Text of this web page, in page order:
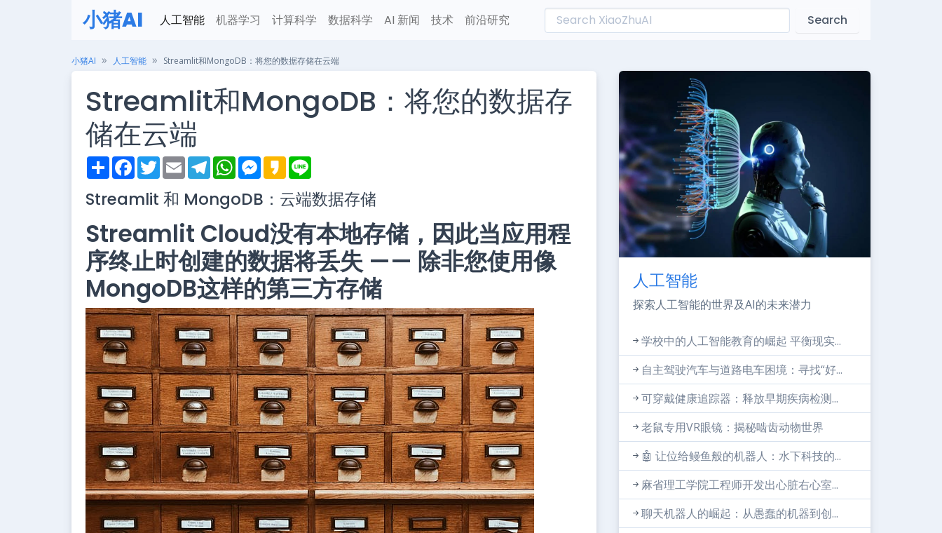
小猪AI 人工智能 机器学习 计算科学 数据科学 AI 新闻 技术 前沿研究 Search
小猪AI 人工智能 Streamlit和MongoDB：将您的数据存储在云端
Streamlit和MongoDB：将您的数据存
储在云端
S
h
r
e
F
a
e
b
o
k
T
w
t
r
E
m
i
l
T
e
e
g
a
m
W
h
t
s
p
p
M
e
s
e
g
e
r
K
a
a
o
e
Streamlit 和 MongoDB：云端数据存储
Streamlit Cloud没有本地存储，因此当应用程
序终止时创建的数据将丢失 —— 除非您使用像
MongoDB这样的第三方存储
人工智能
探索人工智能的世界及AI的未来潜力
学校中的人工智能教育的崛起 平衡现实...
自主驾驶汽车与道路电车困境：寻找“好...
可穿戴健康追踪器：释放早期疾病检测...
老鼠专用VR眼镜：揭秘啮齿动物世界
🤖 让位给鳗鱼般的机器人：水下科技的...
麻省理工学院工程师开发出心脏右心室...
聊天机器人的崛起：从愚蠢的机器到创...